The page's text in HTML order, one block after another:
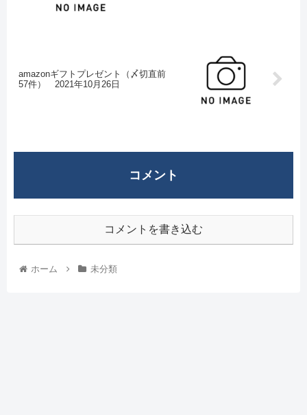
amazonギフトプレゼント（〆切直前
57件） 2021年10月26日
コメント
コメントを書き込む
ホーム 未分類